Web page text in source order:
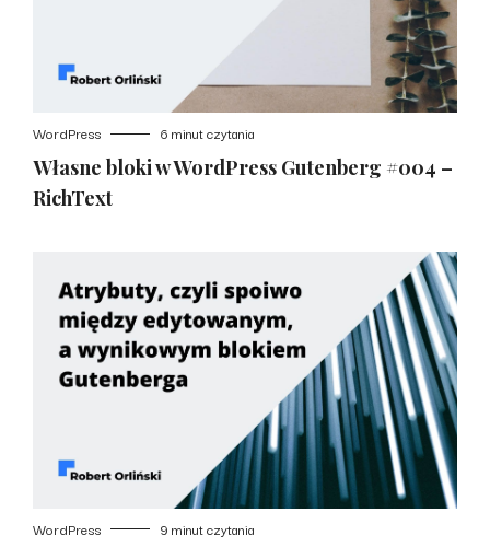
WordPress 6 minut czytania
Własne bloki w WordPress Gutenberg #004 –
RichText
WordPress 9 minut czytania